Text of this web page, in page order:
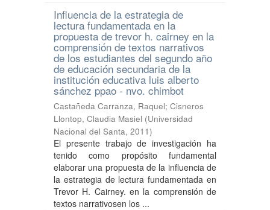
Influencia de la estrategia de
lectura fundamentada en la
propuesta de trevor h. cairney en la
comprensión de textos narrativos
de los estudiantes del segundo año
de educación secundaria de la
institución educativa luis alberto
sánchez ppao - nvo. chimbot
Castañeda Carranza, Raquel; Cisneros
Llontop, Claudia Masiel (Universidad
Nacional del Santa, 2011)
El presente trabajo de investigación ha
tenido como propósito fundamental
elaborar una propuesta de la influencia de
la estrategia de lectura fundamentada en
Trevor H. Cairney. en la comprensión de
textos narrativosen los ...